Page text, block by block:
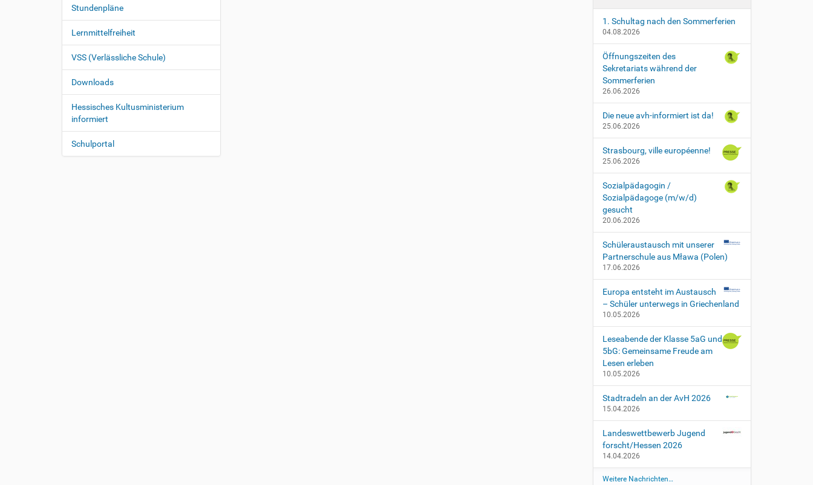
Stundenpläne
Lernmittelfreiheit
VSS (Verlässliche Schule)
Downloads
Hessisches Kultusministerium
informiert
Schulportal
1. Schultag nach den Sommerferien
04.08.2026
Öffnungszeiten des
Sekretariats während der
Sommerferien
26.06.2026
Die neue avh-informiert ist da!
25.06.2026
Strasbourg, ville européenne!
25.06.2026
Sozialpädagogin /
Sozialpädagoge (m/w/d)
gesucht
20.06.2026
Schüleraustausch mit unserer
Partnerschule aus Mława (Polen)
17.06.2026
Europa entsteht im Austausch
– Schüler unterwegs in Griechenland
10.05.2026
Leseabende der Klasse 5aG und
5bG: Gemeinsame Freude am
Lesen erleben
10.05.2026
Stadtradeln an der AvH 2026
15.04.2026
Landeswettbewerb Jugend
forscht/Hessen 2026
14.04.2026
Weitere Nachrichten…